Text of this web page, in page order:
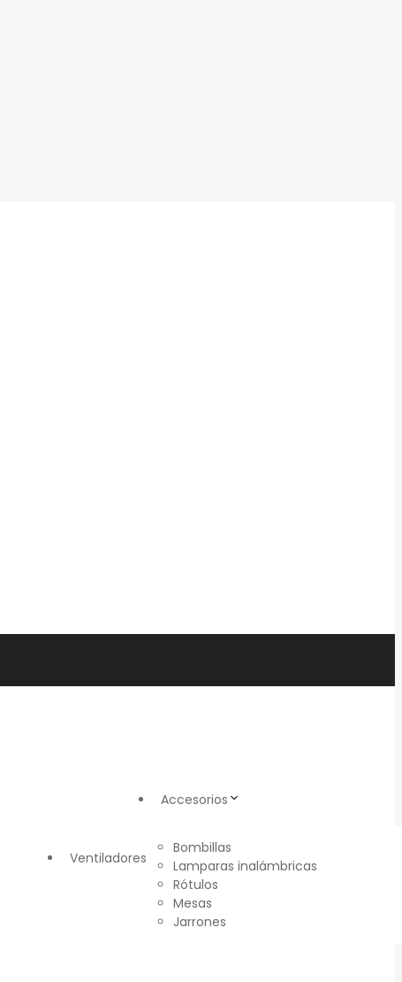
Ventiladores
Accesorios
Bombillas
Lamparas inalámbricas
Rótulos
Mesas
Jarrones